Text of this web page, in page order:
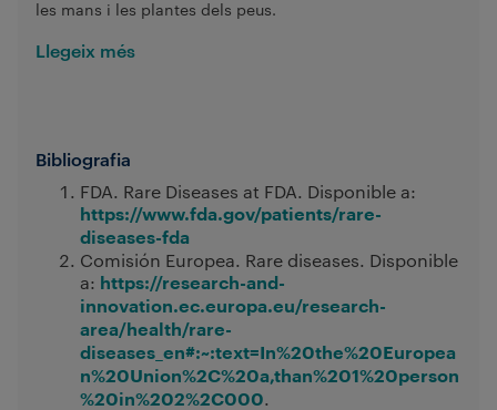
les mans i les plantes dels peus.
Llegeix més
Bibliografia
FDA. Rare Diseases at FDA. Disponible a:
https://www.fda.gov/patients/rare-
diseases-fda
Comisión Europea. Rare diseases. Disponible
a: https://research-and-
innovation.ec.europa.eu/research-
area/health/rare-
diseases_en#:~:text=In%20the%20Europea
n%20Union%2C%20a,than%201%20person
%20in%202%2C000.